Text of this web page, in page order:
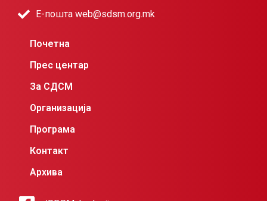
Е-пошта web@sdsm.org.mk
Почетна
Прес центар
За СДСМ
Организација
Програма
Контакт
Архива